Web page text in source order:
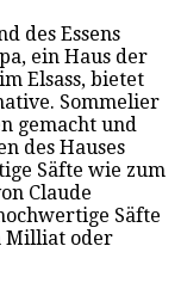
des Essens
ein Haus der
Elsass, bietet
Sommelier
gemacht und
des Hauses
Säfte wie zum
Claude
Säfte
Milliat oder